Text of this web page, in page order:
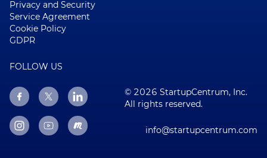
Privacy and Security
Service Agreement
Cookie Policy
GDPR
FOLLOW US
© 2026 StartupCentrum, Inc.
All rights reserved.
info@startupcentrum.com